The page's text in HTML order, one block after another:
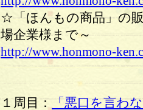
☆「ほんもの商品」の
場企業様まで～
http://www.honmono-
１周目：
「悪口を言わ